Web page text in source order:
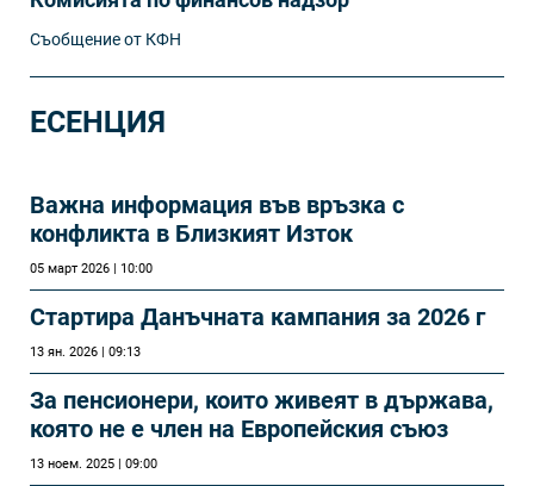
Съобщение от КФН
ЕСЕНЦИЯ
Важна информация във връзка с
конфликта в Близкият Изток
05 март 2026 | 10:00
Стартира Данъчната кампания за 2026 г
13 ян. 2026 | 09:13
За пенсионери, които живеят в държава,
която не е член на Европейския съюз
13 ноем. 2025 | 09:00